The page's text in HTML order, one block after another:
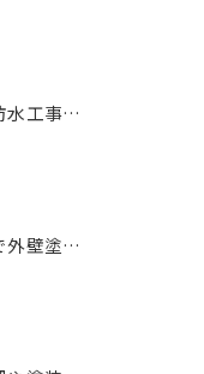
墨田区雨漏り防水工事はナカオ塗装まで！！
東京都墨田区で外壁塗り替え工事なら(有)ナカオ塗装にお任せ